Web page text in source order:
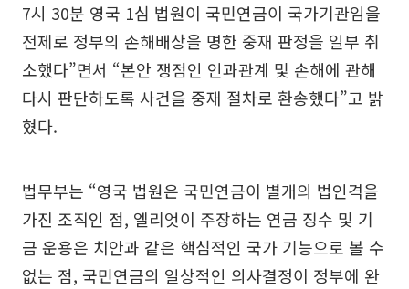
7시 30분 영국 1심 법원이 국민연금이 국가기관임을
전제로 정부의 손해배상을 명한 중재 판정을 일부 취
소했다”면서 “본안 쟁점인 인과관계 및 손해에 관해
다시 판단하도록 사건을 중재 절차로 환송했다”고 밝
혔다.
법무부는 “영국 법원은 국민연금이 별개의 법인격을
가진 조직인 점, 엘리엇이 주장하는 연금 징수 및 기
금 운용은 치안과 같은 핵심적인 국가 기능으로 볼 수
없는 점, 국민연금의 일상적인 의사결정이 정부에 완